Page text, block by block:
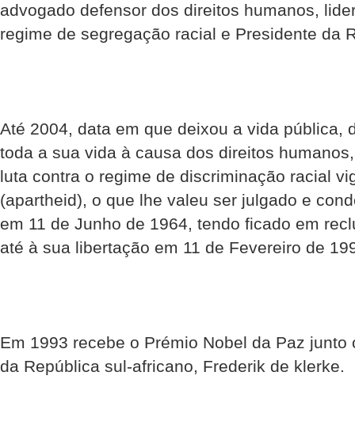
advogado defensor dos direitos humanos,
regime de segregação racial e Presidente da
Até 2004, data em que deixou a vida pública,
toda a sua vida à causa dos direitos
luta contra o regime de discriminação racial
(apartheid), o que lhe valeu ser julgado e
em 11 de Junho de 1964, tendo ficado em
até à sua libertação em 11 de Fevereiro de
Em 1993 recebe o Prémio Nobel da Paz
da República sul-africano, Frederik de klerke.